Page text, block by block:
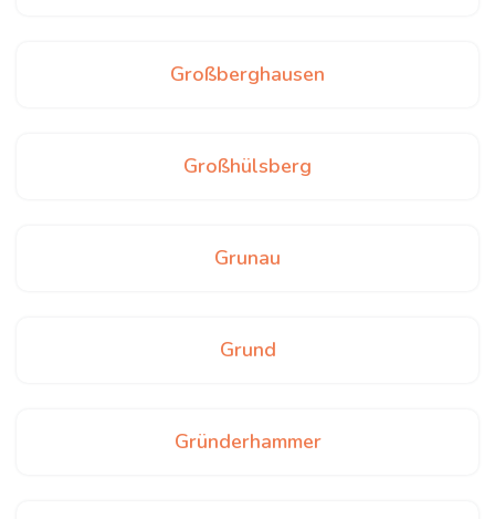
Großberghausen
Großhülsberg
Grunau
Grund
Gründerhammer